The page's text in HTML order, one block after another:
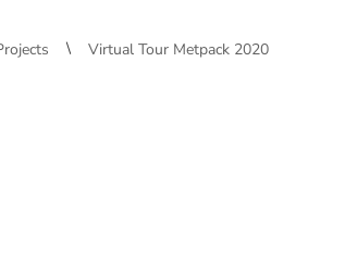
\ Virtual Tour Metpack 2020